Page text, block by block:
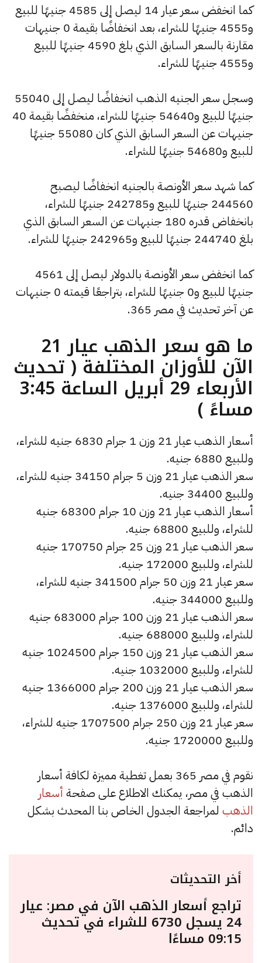
كما انخفض سعر عيار 14 ليصل إلى 4585 جنيهًا للبيع
و4555 جنيهًا للشراء، بعد انخفاضًا بقيمة 0 جنيهات
مقارنة بالسعر السابق الذي بلغ 4590 جنيهًا للبيع
و4555 جنيهًا للشراء.
وسجل سعر الجنيه الذهب انخفاضًا ليصل إلى 55040
جنيهًا للبيع و54640 جنيهًا للشراء، منخفضًا بقيمة 40
جنيهات عن السعر السابق الذي كان 55080 جنيهًا
للبيع و54680 جنيهًا للشراء.
كما شهد سعر الأونصة بالجنيه انخفاضًا ليصبح
244560 جنيهًا للبيع و242785 جنيهًا للشراء،
بانخفاض قدره 180 جنيهات عن السعر السابق الذي
بلغ 244740 جنيهًا للبيع و242965 جنيهًا للشراء.
كما انخفض سعر الأونصة بالدولار ليصل إلى 4561
جنيهًا للبيع و0 جنيهًا للشراء، بتراجعًا قيمته 0 جنيهات
عن آخر تحديث في مصر 365.
ما هو سعر الذهب عيار 21
الآن للأوزان المختلفة ( تحديث
الأربعاء 29 أبريل الساعة 3:45
مساءً )
أسعار الذهب عيار 21 وزن 1 جرام 6830 جنيه للشراء،
وللبيع 6880 جنيه.
سعر الذهب عيار 21 وزن 5 جرام 34150 جنيه للشراء،
وللبيع 34400 جنيه.
أسعار الذهب عيار 21 وزن 10 جرام 68300 جنيه
للشراء، وللبيع 68800 جنيه.
سعر الذهب عيار 21 وزن 25 جرام 170750 جنيه
للشراء، وللبيع 172000 جنيه.
سعر عيار 21 وزن 50 جرام 341500 جنيه للشراء،
وللبيع 344000 جنيه.
سعر الذهب عيار 21 وزن 100 جرام 683000 جنيه
للشراء، وللبيع 688000 جنيه.
سعر الذهب عيار 21 وزن 150 جرام 1024500 جنيه
للشراء، وللبيع 1032000 جنيه.
سعر الذهب عيار 21 وزن 200 جرام 1366000 جنيه
للشراء، وللبيع 1376000 جنيه.
سعر عيار 21 وزن 250 جرام 1707500 جنيه للشراء،
وللبيع 1720000 جنيه.
نقوم في مصر 365 بعمل تغطية مميزة لكافة أسعار
الذهب في مصر، يمكنك الاطلاع على صفحة أسعار
الذهب لمراجعة الجدول الخاص بنا المحدث بشكل
دائم.
أخر التحديثات
تراجع أسعار الذهب الآن في مصر: عيار
24 يسجل 6730 للشراء في تحديث
09:15 مساءًا